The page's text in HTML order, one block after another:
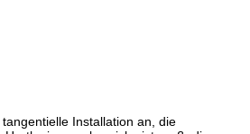
Installation an, die